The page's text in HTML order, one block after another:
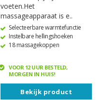
voeten.Het
massageapparaat is e..
Selecteerbare warmtefunctie
Instelbare hellingshoeken
18 massagekoppen
VOOR 12 UUR BESTELD,
MORGEN IN HUIS!
Bekijk product